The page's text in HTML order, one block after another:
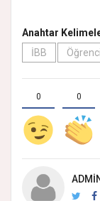
Anahtar
İBB
0 0